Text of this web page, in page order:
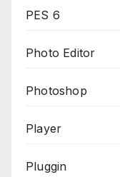
PES 6
Photo Editor
Photoshop
Player
Pluggin